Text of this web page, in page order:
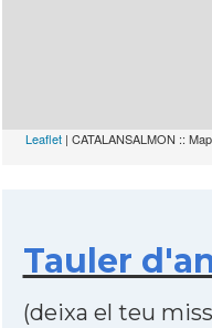
Leaflet | CATALANSALMON ::
Tauler
(deixa el teu